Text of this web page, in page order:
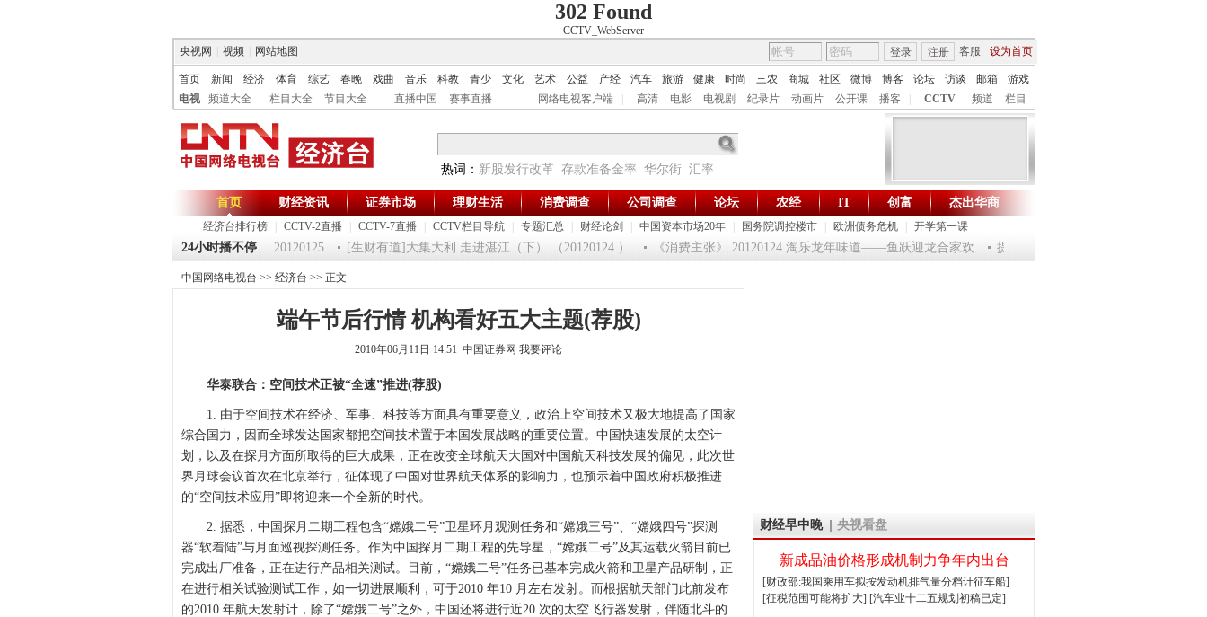
302 Found
CCTV_WebServer
央视网
视频 网站地图 客服 设为首页
登录 注册
首页 新闻 经济 体育 综艺 春晚 戏曲 音乐 科教 青少 文化 艺术 公益 产经 汽车 旅游 健康 时尚 三农 商城 社区 微博 博客 论坛 访谈 邮箱
游戏
电视
频道大全 栏目大全 节目大全 直播中国 赛事直播 网络电视客户端 高清 电影 电视剧 纪录片 动画片 公开课 播客 CCTV 频道 栏目
热词： 新股发行改革 存款准备金率 华尔街 汇率
财智生活 一键通达
首页
经济台排行榜 CCTV-2直播 CCTV-7直播 CCTV栏目导航 专题汇总 财经论剑 中国资本市场20年 国务院调控楼市 欧洲债务危机 开学第一课
财经资讯 证券市场 理财生活 消费调查 公司调查 论坛 农经 IT 创富 杰出华商
24小时播不停
《第一时间》 20120125 [生财有道]大集大利 走进湛江（下） （20120124 ） 《消费主张》 20120124 淘乐龙年味道——鱼跃迎龙合家欢 提问2012：机遇与悬念共存
中国网络电视台 >> 经济台 >> 正文
端午节后行情 机构看好五大主题(荐股)
2010年06月11日 14:51 中国证券网 我要评论
华泰联合：空间技术正被“全速”推进(荐股)
1. 由于空间技术在经济、军事、科技等方面具有重要意义，政治上空间技术又极大地提高了国家
综合国力，因而全球发达国家都把空间技术置于本国发展战略的重要位置。中国快速发展的太空计
划，以及在探月方面所取得的巨大成果，正在改变全球航天大国对中国航天科技发展的偏见，此次世
界月球会议首次在北京举行，征体现了中国对世界航天体系的影响力，也预示着中国政府积极推进
的“空间技术应用”即将迎来一个全新的时代。
2. 据悉，中国探月二期工程包含“嫦娥二号”卫星环月观测任务和“嫦娥三号”、“嫦娥四号”探测
器“软着陆”与月面巡视探测任务。作为中国探月二期工程的先导星，“嫦娥二号”及其运载火箭目前已
完成出厂准备，正在进行产品相关测试。目前，“嫦娥二号”任务已基本完成火箭和卫星产品研制，正
在进行相关试验测试工作，如一切进展顺利，可于2010 年10 月左右发射。而根据航天部门此前发布
的2010 年航天发射计，除了“嫦娥二号”之外，中国还将进行近20 次的太空飞行器发射，伴随北斗的
财经早中晚 央视看盘
新成品油价格形成机制力争年内出台
[财政部:我国乘用车拟按发动机排气量分档计征车船]
[征税范围可能将扩大] [汽车业十二五规划初稿已定]